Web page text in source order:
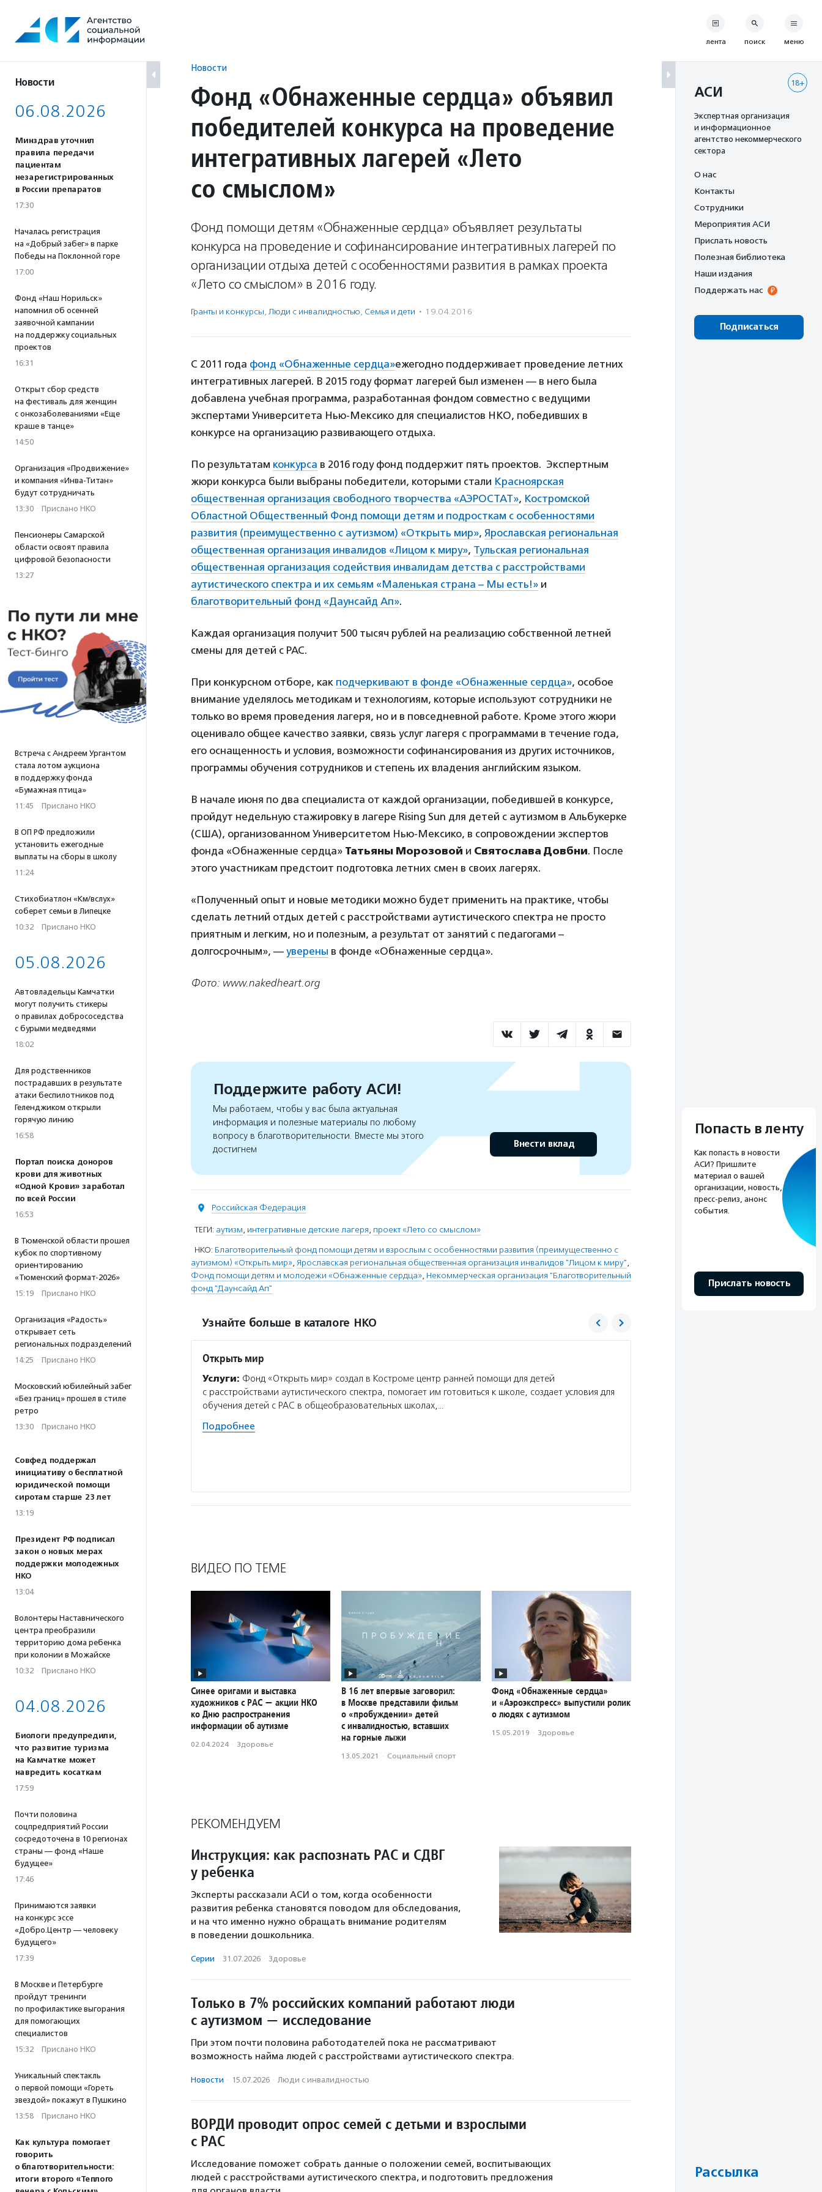
содержанию
Новости
06.08.2026
Минздрав уточнил
правила передачи
пациентам
незарегистрированных
в России препаратов
17:30
Началась регистрация
на «Добрый забег» в парке
Победы на Поклонной горе
17:00
Фонд «Наш Норильск»
напомнил об осенней
заявочной кампании
на поддержку социальных
проектов
16:31
Открыт сбор средств
на фестиваль для женщин
с онкозаболеваниями «Еще
краше в танце»
14:50
Организация «Продвижение»
и компания «Инва-Титан»
будут сотрудничать
13:30 · Прислано НКО
Пенсионеры Самарской
области освоят правила
цифровой безопасности
13:27
Встреча с Андреем Ургантом
стала лотом аукциона
в поддержку фонда
«Бумажная птица»
11:45 · Прислано НКО
В ОП РФ предложили
установить ежегодные
выплаты на сборы в школу
11:24
Стихобиатлон «Км/вслух»
соберет семьи в Липецке
10:32 · Прислано НКО
05.08.2026
Автовладельцы Камчатки
могут получить стикеры
о правилах добрососедства
с бурыми медведями
18:02
Для родственников
пострадавших в результате
атаки беспилотников под
Геленджиком открыли
горячую линию
16:58
Портал поиска доноров
крови для животных
«Одной Крови» заработал
по всей России
16:53
В Тюменской области прошел
кубок по спортивному
ориентированию
«Тюменский формат-2026»
15:19 · Прислано НКО
Организация «Радость»
открывает сеть
региональных подразделений
14:25 · Прислано НКО
Московский юбилейный забег
«Без границ» прошел в стиле
ретро
13:30 · Прислано НКО
Совфед поддержал
инициативу о бесплатной
юридической помощи
сиротам старше 23 лет
13:19
Президент РФ подписал
закон о новых мерах
поддержки молодежных
НКО
13:04
Волонтеры Наставнического
центра преобразили
территорию дома ребенка
при колонии в Можайске
10:32 · Прислано НКО
04.08.2026
Биологи предупредили,
что развитие туризма
на Камчатке может
навредить косаткам
17:59
Почти половина
соцпредприятий России
сосредоточена в 10 регионах
страны — фонд «Наше
будущее»
17:46
Принимаются заявки
на конкурс эссе
«Добро.Центр — человеку
будущего»
17:39
В Москве и Петербурге
пройдут тренинги
по профилактике выгорания
для помогающих
специалистов
15:32 · Прислано НКО
Уникальный спектакль
о первой помощи «Гореть
звездой» покажут в Пушкино
13:58 · Прислано НКО
Как культура помогает
говорить
о благотворительности:
итоги второго «Теплого
Новости
Фонд «Обнаженные сердца» объявил
победителей конкурса на проведение
интегративных лагерей «Лето
со смыслом»
Фонд помощи детям «Обнаженные сердца» объявляет результаты
конкурса на проведение и софинансирование интегративных лагерей по
организации отдыха детей с особенностями развития в рамках проекта
«Лето со смыслом» в 2016 году.
Гранты и конкурсы, Люди с инвалидностью, Семья и дети · 19.04.2016
С 2011 года фонд «Обнаженные сердца»ежегодно поддерживает проведение летних
интегративных лагерей. В 2015 году формат лагерей был изменен — в него была
добавлена учебная программа, разработанная фондом совместно с ведущими
экспертами Университета Нью-Мексико для специалистов НКО, победивших в
конкурсе на организацию развивающего отдыха.
По результатам конкурса в 2016 году фонд поддержит пять проектов. Экспертным
жюри конкурса были выбраны победители, которыми стали Красноярская
общественная организация свободного творчества «АЭРОСТАТ», Костромской
Областной Общественный Фонд помощи детям и подросткам с особенностями
развития (преимущественно с аутизмом) «Открыть мир», Ярославская региональная
общественная организация инвалидов «Лицом к миру», Тульская региональная
общественная организация содействия инвалидам детства с расстройствами
аутистического спектра и их семьям «Маленькая страна – Мы есть!» и
благотворительный фонд «Даунсайд Ап».
Каждая организация получит 500 тысяч рублей на реализацию собственной летней
смены для детей с РАС.
При конкурсном отборе, как подчеркивают в фонде «Обнаженные сердца», особое
внимание уделялось методикам и технологиям, которые используют сотрудники не
только во время проведения лагеря, но и в повседневной работе. Кроме этого жюри
оценивало общее качество заявки, связь услуг лагеря с программами в течение года,
его оснащенность и условия, возможности софинансирования из других источников,
программы обучения сотрудников и степень их владения английским языком.
В начале июня по два специалиста от каждой организации, победившей в конкурсе,
пройдут недельную стажировку в лагере Rising Sun для детей с аутизмом в Альбукерке
(США), организованном Университетом Нью-Мексико, в сопровождении экспертов
фонда «Обнаженные сердца» Татьяны Морозовой и Святослава Довбни. После
этого участникам предстоит подготовка летних смен в своих лагерях.
«Полученный опыт и новые методики можно будет применить на практике, чтобы
сделать летний отдых детей с расстройствами аутистического спектра не просто
приятным и легким, но и полезным, а результат от занятий с педагогами –
долгосрочным», — уверены в фонде «Обнаженные сердца».
Фото: www.nakedheart.org
Поддержите работу АСИ!
Мы работаем, чтобы у вас была актуальная
информация и полезные материалы по любому
вопросу в благотворительности. Вместе мы этого
достигнем
Внести вклад
Российская Федерация
ТЕГИ: аутизм, интегративные детские лагеря, проект «Лето со смыслом»
НКО: Благотворительный фонд помощи детям и взрослым с особенностями развития (преимущественно с
аутизмом) «Открыть мир», Ярославская региональная общественная организация инвалидов "Лицом к миру",
Фонд помощи детям и молодежи «Обнаженные сердца», Некоммерческая организация "Благотворительный
фонд "Даунсайд Ап"
Узнайте больше в каталоге НКО
Открыть мир
Услуги: Фонд «Открыть мир» создал в Костроме центр ранней помощи для детей
с расстройствами аутистического спектра, помогает им готовиться к школе, создает условия для
обучения детей с РАС в общеобразовательных школах,…
Подробнее
ВИДЕО ПО ТЕМЕ
Синее оригами и выставка
художников с РАС — акции НКО
ко Дню распространения
информации об аутизме
02.04.2024 · Здоровье
В 16 лет впервые заговорил:
в Москве представили фильм
о «пробуждении» детей
с инвалидностью, вставших
на горные лыжи
13.05.2021 · Социальный спорт
Фонд «Обнаженные сердца»
и «Аэроэкспресс» выпустили ролик
о людях с аутизмом
15.05.2019 · Здоровье
РЕКОМЕНДУЕМ
Инструкция: как распознать РАС и СДВГ
у ребенка
Эксперты рассказали АСИ о том, когда особенности
развития ребенка становятся поводом для обследования,
и на что именно нужно обращать внимание родителям
в поведении дошкольника.
Серии · 31.07.2026 · Здоровье
Только в 7% российских компаний работают люди
с аутизмом — исследование
При этом почти половина работодателей пока не рассматривают
возможность найма людей с расстройствами аутистического спектра.
Новости · 15.07.2026 · Люди с инвалидностью
ВОРДИ проводит опрос семей с детьми и взрослыми
с РАС
Исследование поможет собрать данные о положении семей, воспитывающих
людей с расстройствами аутистического спектра, и подготовить предложения
лента поиск меню
18+
АСИ
Экспертная организация
и информационное
агентство некоммерческого
сектора
О нас
Контакты
Сотрудники
Мероприятия АСИ
Прислать новость
Полезная библиотека
Наши издания
Поддержать нас
Подписаться
Попасть в ленту
Как попасть в новости
АСИ? Пришлите
материал о вашей
организации, новость,
пресс-релиз, анонс
события.
Прислать новость
Рассылка